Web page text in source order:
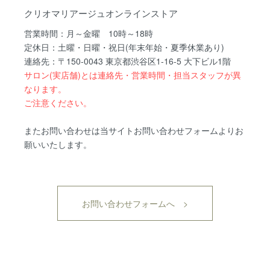
クリオマリアージュオンラインストア
営業時間：月～金曜 10時～18時
定休日：土曜・日曜・祝日(年末年始・夏季休業あり)
連絡先：〒150-0043 東京都渋谷区1-16-5 大下ビル1階
サロン(実店舗)とは連絡先・営業時間・担当スタッフが異
なります。
ご注意ください。
またお問い合わせは当サイトお問い合わせフォームよりお
願いいたします。
お問い合わせフォームへ >